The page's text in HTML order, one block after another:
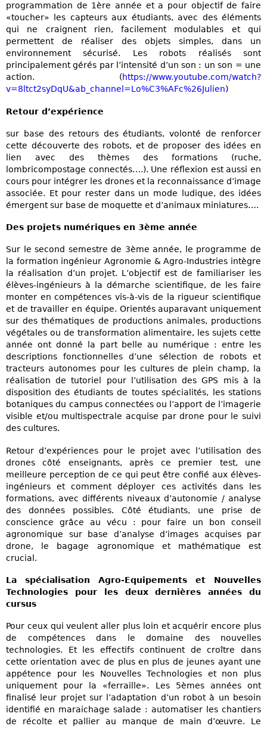
programmation de 1ère année et a pour objectif de faire
«toucher» les capteurs aux étudiants, avec des éléments
qui ne craignent rien, facilement modulables et qui
permettent de réaliser des objets simples, dans un
environnement sécurisé. Les robots réalisés sont
principalement gérés par l’intensité d’un son : un son = une
action. (https://www.youtube.com/watch?
v=8ltct2syDqU&ab_channel=Lo%C3%AFc%26Julien)
Retour d’expérience
sur base des retours des étudiants, volonté de renforcer
cette découverte des robots, et de proposer des idées en
lien avec des thèmes des formations (ruche,
lombricompostage connectés….). Une réflexion est aussi en
cours pour intégrer les drones et la reconnaissance d’image
associée. Et pour rester dans un mode ludique, des idées
émergent sur base de moquette et d’animaux miniatures….
Des projets numériques en 3ème année
Sur le second semestre de 3ème année, le programme de
la formation ingénieur Agronomie & Agro-Industries intègre
la réalisation d’un projet. L’objectif est de familiariser les
élèves-ingénieurs à la démarche scientifique, de les faire
monter en compétences vis-à-vis de la rigueur scientifique
et de travailler en équipe. Orientés auparavant uniquement
sur des thématiques de productions animales, productions
végétales ou de transformation alimentaire, les sujets cette
année ont donné la part belle au numérique : entre les
descriptions fonctionnelles d’une sélection de robots et
tracteurs autonomes pour les cultures de plein champ, la
réalisation de tutoriel pour l’utilisation des GPS mis à la
disposition des étudiants de toutes spécialités, les stations
botaniques du campus connectées ou l’apport de l’imagerie
visible et/ou multispectrale acquise par drone pour le suivi
des cultures.
Retour d’expériences pour le projet avec l’utilisation des
drones côté enseignants, après ce premier test, une
meilleure perception de ce qui peut être confié aux élèves-
ingénieurs et comment déployer ces activités dans les
formations, avec différents niveaux d’autonomie / analyse
des données possibles. Côté étudiants, une prise de
conscience grâce au vécu : pour faire un bon conseil
agronomique sur base d’analyse d’images acquises par
drone, le bagage agronomique et mathématique est
crucial.
La spécialisation Agro-Equipements et Nouvelles
Technologies pour les deux dernières années du
cursus
Pour ceux qui veulent aller plus loin et acquérir encore plus
de compétences dans le domaine des nouvelles
technologies. Et les effectifs continuent de croître dans
cette orientation avec de plus en plus de jeunes ayant une
appétence pour les Nouvelles Technologies et non plus
uniquement pour la «ferraille». Les 5èmes années ont
finalisé leur projet sur l’adaptation d’un robot à un besoin
identifié en maraichage salade : automatiser les chantiers
de récolte et pallier au manque de main d’œuvre. Le